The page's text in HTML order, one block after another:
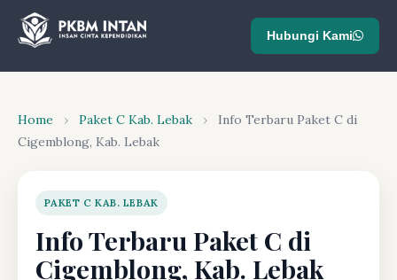
Hubungi Kami
Home › Paket C Kab. Lebak ›
Info Terbaru Paket C di
Cigemblong, Kab. Lebak
PAKET C KAB. LEBAK
Info Terbaru Paket C di
Cigemblong, Kab. Lebak